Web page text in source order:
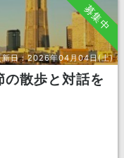
募集中
新日：2026年04月04日(土)
散歩と対話を